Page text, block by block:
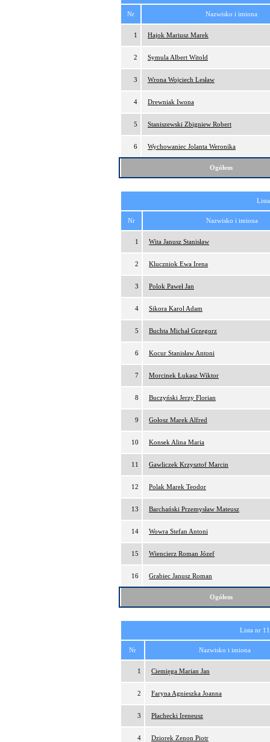
Nr Nazwisko i imiona
1 Hajok Mariusz Marek
2 Symula Albert Witold
3 Wrona Wojciech Lesław
4 Drewniak Iwona
5 Staniszewski Zbigniew Robert
6 Wychowaniec Jolanta Weronika
Ogółem
Nr Nazwisko i imiona
1 Wita Janusz Stanisław
2 Kluczniok Ewa Irena
3 Polok Paweł Jan
4 Sikora Karol Adam
5 Buchta Michał Grzegorz
6 Kocur Stanisław Antoni
7 Morcinek Łukasz Wiktor
8 Buczyński Jerzy Florian
9 Gołosz Marek Alfred
10 Konsek Alina Maria
11 Gawliczek Krzysztof Marcin
12 Polak Marek Teodor
13 Barchański Przemysław Mateusz
14 Wowra Stefan Antoni
15 Wiencierz Roman Józef
16 Grabiec Janusz Roman
Ogółem
Lista nr
Nr Nazwisko i imiona
1 Ciemięga Marian Jan
2 Faryna Agnieszka Joanna
3 Płachecki Ireneusz
4 Dziorek Zenon Piotr